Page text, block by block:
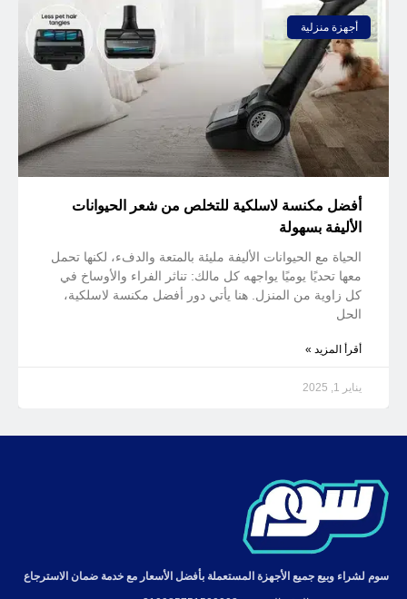
أجهزة منزلية
أفضل مكنسة لاسلكية للتخلص من شعر الحيوانات
الأليفة بسهولة
الحياة مع الحيوانات الأليفة مليئة بالمتعة والدفء، لكنها تحمل
معها تحديًا يوميًا يواجهه كل مالك: تناثر الفراء والأوساخ في
كل زاوية من المنزل. هنا يأتي دور أفضل مكنسة لاسلكية،
الحل
أقرأ المزيد »
يناير 1, 2025
سوم لشراء وبيع جميع الأجهزة المستعملة بأفضل الأسعار مع خدمة ضمان الاسترجاع